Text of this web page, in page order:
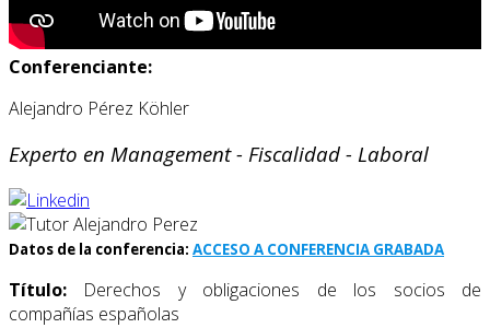
Conferenciante:
Alejandro Pérez Köhler
Experto en Management - Fiscalidad - Laboral
Datos de la conferencia: ACCESO A CONFERENCIA GRABADA
Título: Derechos y obligaciones de los socios de
compañías españolas